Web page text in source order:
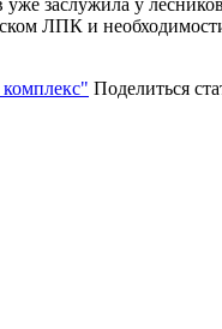
ЛПК и
Поделиться